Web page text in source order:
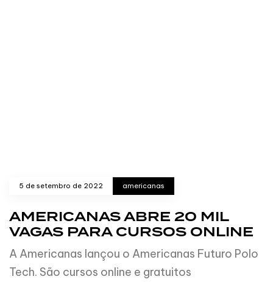
5 de setembro de 2022 americanas
AMERICANAS ABRE 20 MIL
VAGAS PARA CURSOS ONLINE
A Americanas lançou o Americanas Futuro Polo
Tech. São cursos online e gratuitos